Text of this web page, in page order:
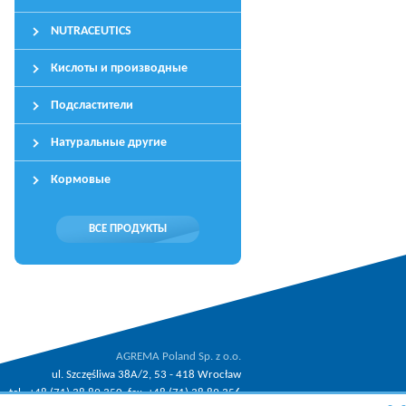
NUTRACEUTICS
Кислоты и производные
Подсластители
Натуральные другие
Кормовые
ВСЕ ПРОДУКТЫ
AGREMA Poland Sp. z o.o.
ul. Szczęśliwa 38A/2, 53 - 418 Wrocław
tel.: +48 (71) 38 89 350, fax: +48 (71) 38 89 356